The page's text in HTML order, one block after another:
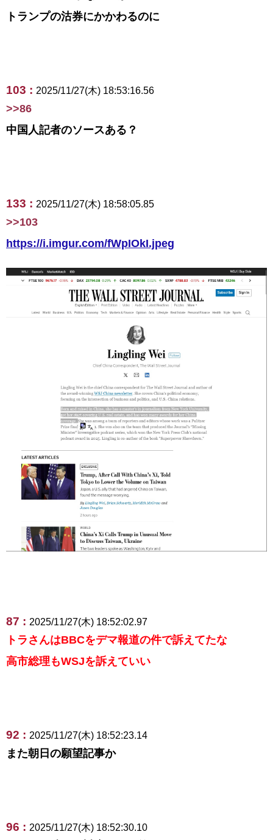
トランプの沽券にかかわるのに
103 : 2025/11/27(木) 18:53:16.56
>>86
中国人記者のソースある？
133 : 2025/11/27(木) 18:58:05.85
>>103
https://i.imgur.com/fWpIOkI.jpeg
87 : 2025/11/27(木) 18:52:02.97
トラさんはBBCをデマ報道の件で訴えてたな
高市総理もWSJを訴えていい
92 : 2025/11/27(木) 18:52:23.14
また朝日の願望記事か
96 : 2025/11/27(木) 18:52:30.10